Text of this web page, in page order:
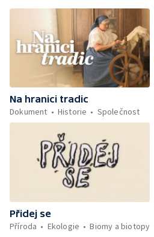
Na hranici tradic
Dokument
Historie Společnost
Přidej se
Příroda
Ekologie Biomy a biotopy